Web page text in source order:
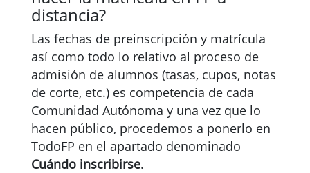
distancia?
Las fechas de preinscripción y matrícula
así como todo lo relativo al proceso de
admisión de alumnos (tasas, cupos, notas
de corte, etc.) es competencia de cada
Comunidad Autónoma y una vez que lo
hacen público, procedemos a ponerlo en
TodoFP en el apartado denominado
Cuándo inscribirse.